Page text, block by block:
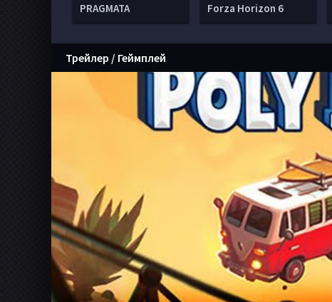
PRAGMATA Forza Horizon 6
Трейлер / Геймплей